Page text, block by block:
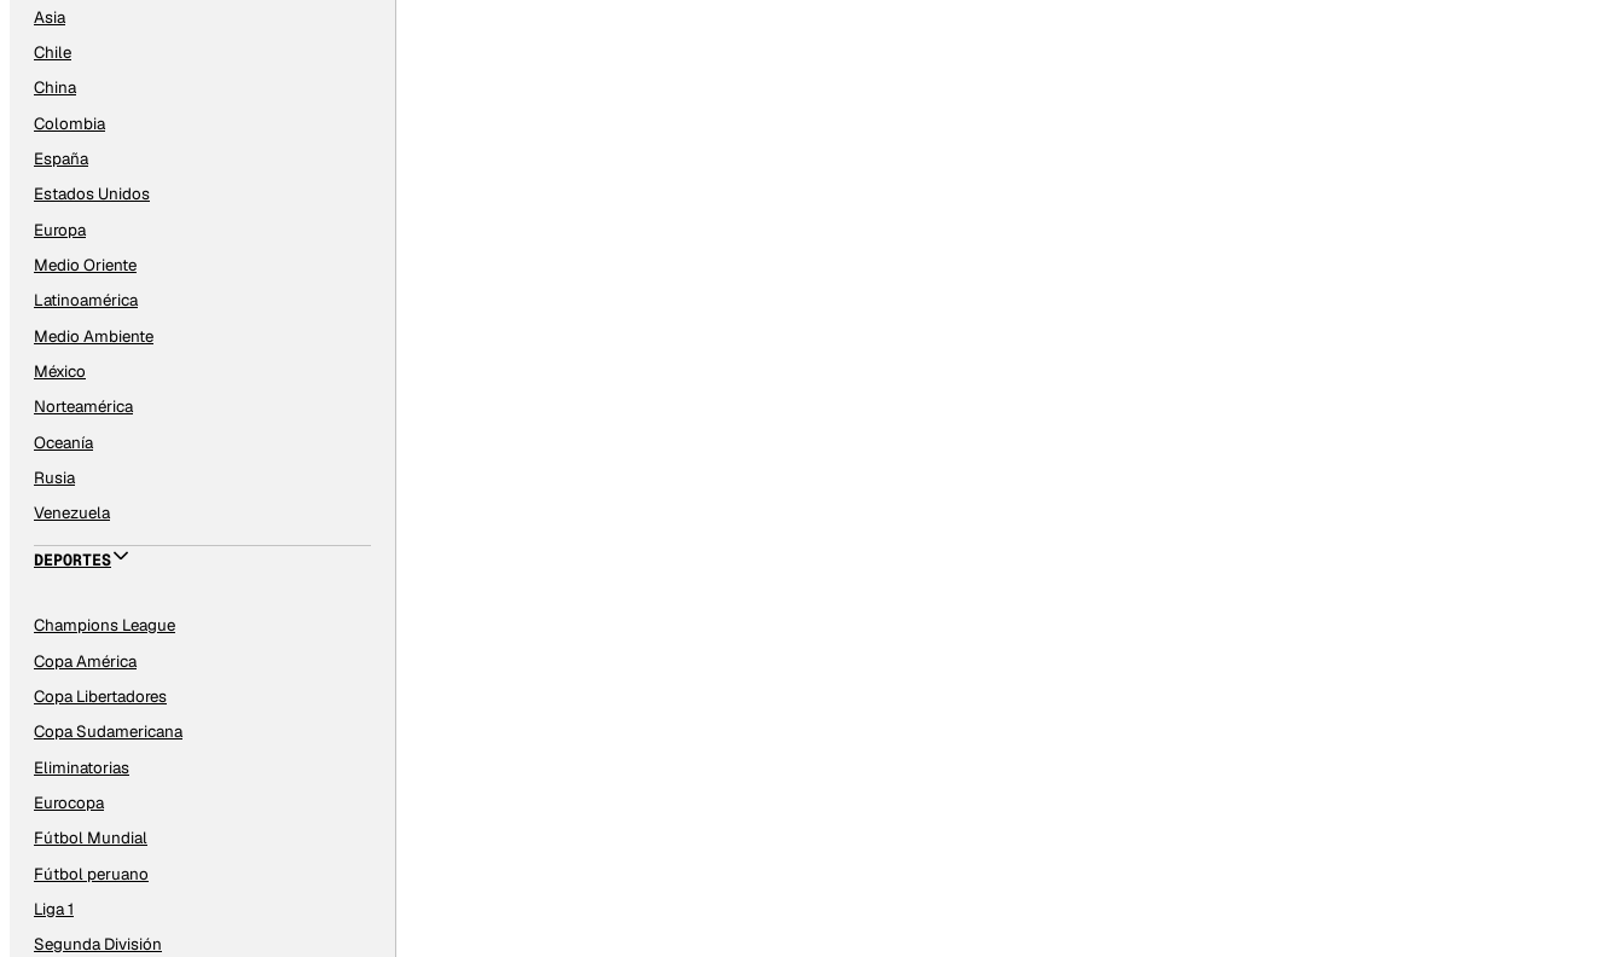
Asia
Chile
China
Colombia
España
Estados Unidos
Europa
Medio Oriente
Latinoamérica
Medio Ambiente
México
Norteamérica
Oceanía
Rusia
Venezuela
DEPORTES
Champions League
Copa América
Copa Libertadores
Copa Sudamericana
Eliminatorias
Eurocopa
Fútbol Mundial
Fútbol peruano
Liga 1
Segunda División